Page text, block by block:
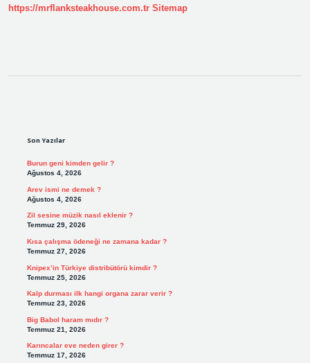
https://mrflanksteakhouse.com.tr Sitemap
Son Yazılar
Burun geni kimden gelir ?
Ağustos 4, 2026
Arev ismi ne demek ?
Ağustos 4, 2026
Zil sesine müzik nasıl eklenir ?
Temmuz 29, 2026
Kısa çalışma ödeneği ne zamana kadar ?
Temmuz 27, 2026
Knipex’in Türkiye distribütörü kimdir ?
Temmuz 25, 2026
Kalp durması ilk hangi organa zarar verir ?
Temmuz 23, 2026
Big Babol haram mıdır ?
Temmuz 21, 2026
Karıncalar eve neden girer ?
Temmuz 17, 2026